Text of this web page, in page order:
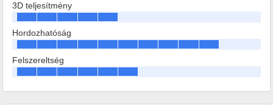
3D teljesítmény
Hordozhatóság
Felszereltség